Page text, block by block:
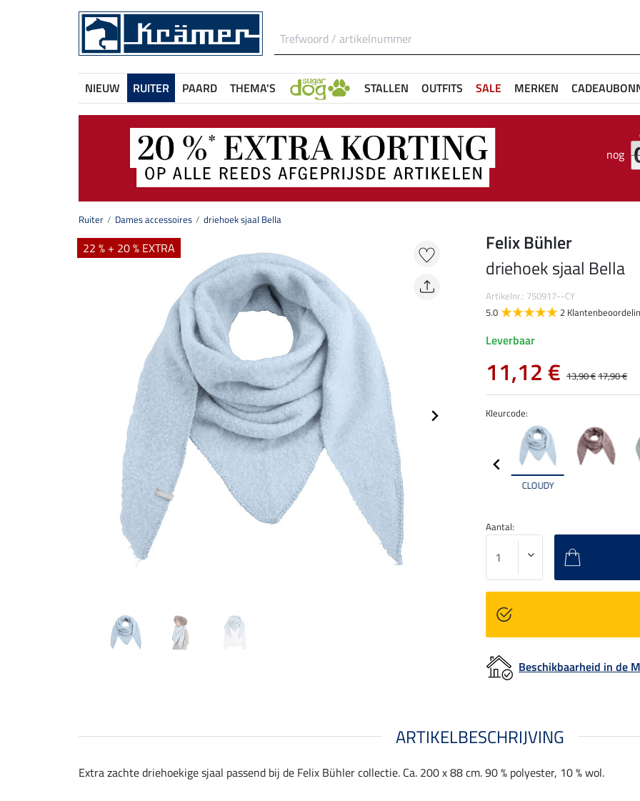
NIEUW RUITER PAARD THEMA'S STALLEN OUTFITS SALE MERKEN
nog
Ruiter Dames accessoires driehoek sjaal Bella
22 % + 20 % EXTRA
Kleurcode:
CLOUDY
Felix Bühler
driehoek sjaal Bella
Artikelnr.: 750917--CY
5.0
2
Leverbaar
11,12 € 13,90 €17,90 €
Aantal:
Beschikbaarheid in de
ARTIKELBESCHRIJVING
Extra zachte driehoekige sjaal passend bij de Felix Bühler collectie. Ca. 200 x 88 cm. 90 % polyester, 10 % wol.